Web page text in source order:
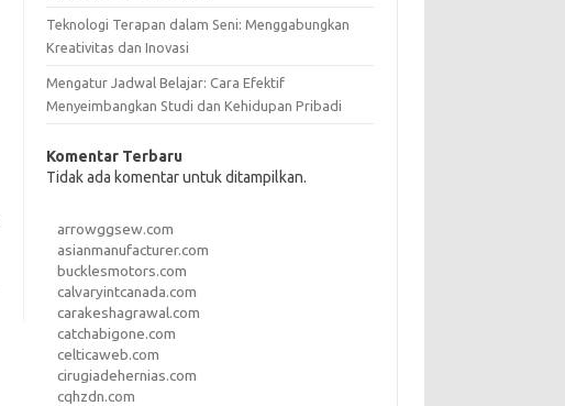
Teknologi Terapan dalam Seni: Menggabungkan
Kreativitas dan Inovasi
Mengatur Jadwal Belajar: Cara Efektif
Menyeimbangkan Studi dan Kehidupan Pribadi
Komentar Terbaru
Tidak ada komentar untuk ditampilkan.
arrowggsew.com
asianmanufacturer.com
bucklesmotors.com
calvaryintcanada.com
carakeshagrawal.com
catchabigone.com
celticaweb.com
cirugiadehernias.com
cqhzdn.com